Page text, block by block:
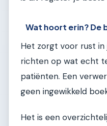
Wat hoort erin? De
Het zorgt voor rust in
richten op wat echt
patiënten. Een
geen ingewikkeld
Het is een